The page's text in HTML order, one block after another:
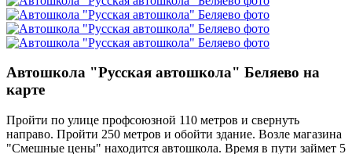
Автошкола "Русская автошкола" Беляево на
карте
Пройти по улице профсоюзной 110 метров и свернуть
направо. Пройти 250 метров и обойти здание. Возле магазина
"Смешные цены" находится автошкола. Время в пути займет 5